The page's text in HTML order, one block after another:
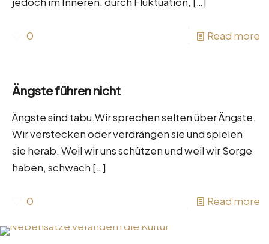
0 Read more
Ängste führen nicht
Ängste sind tabu.Wir sprechen selten über Ängste.
Wir verstecken oder verdrängen sie und spielen
sie herab. Weil wir uns schützen und weil wir Sorge
haben, schwach […]
0 Read more